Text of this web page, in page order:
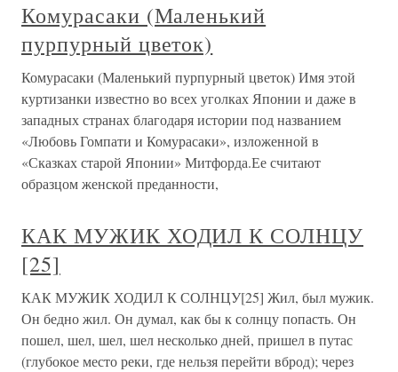
Комурасаки (Маленький
пурпурный цветок)
Комурасаки (Маленький пурпурный цветок) Имя этой
куртизанки известно во всех уголках Японии и даже в
западных странах благодаря истории под названием
«Любовь Гомпати и Комурасаки», изложенной в
«Сказках старой Японии» Митфорда.Ее считают
образцом женской преданности,
КАК МУЖИК ХОДИЛ К СОЛНЦУ
[25]
КАК МУЖИК ХОДИЛ К СОЛНЦУ[25] Жил, был мужик.
Он бедно жил. Он думал, как бы к солнцу попасть. Он
пошел, шел, шел, шел несколько дней, пришел в путас
(глубокое место реки, где нельзя перейти вброд); через